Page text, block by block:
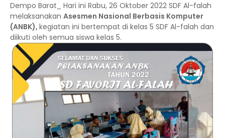
Dempo Barat_ Hari ini Rabu, 26 Oktober 2022 SDF Al-falah
melaksanakan Asesmen Nasional Berbasis Komputer
(ANBK), kegiatan ini bertempat di kelas 5 SDF Al-falah dan
diikuti oleh semua siswa kelas 5.